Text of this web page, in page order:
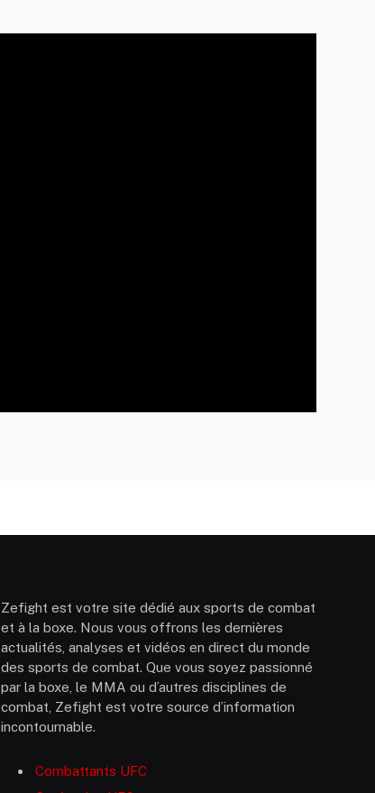
Zefight est votre site dédié aux sports de combat
et à la boxe. Nous vous offrons les dernières
actualités, analyses et vidéos en direct du monde
des sports de combat. Que vous soyez passionné
par la boxe, le MMA ou d’autres disciplines de
combat, Zefight est votre source d’information
incontournable.
Combattants UFC